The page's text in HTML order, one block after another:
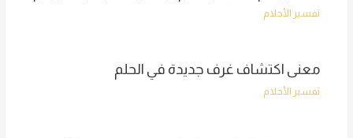
تفسير الأحلام
معنى اكتشاف غرف جديدة في الحلم
تفسير الأحلام